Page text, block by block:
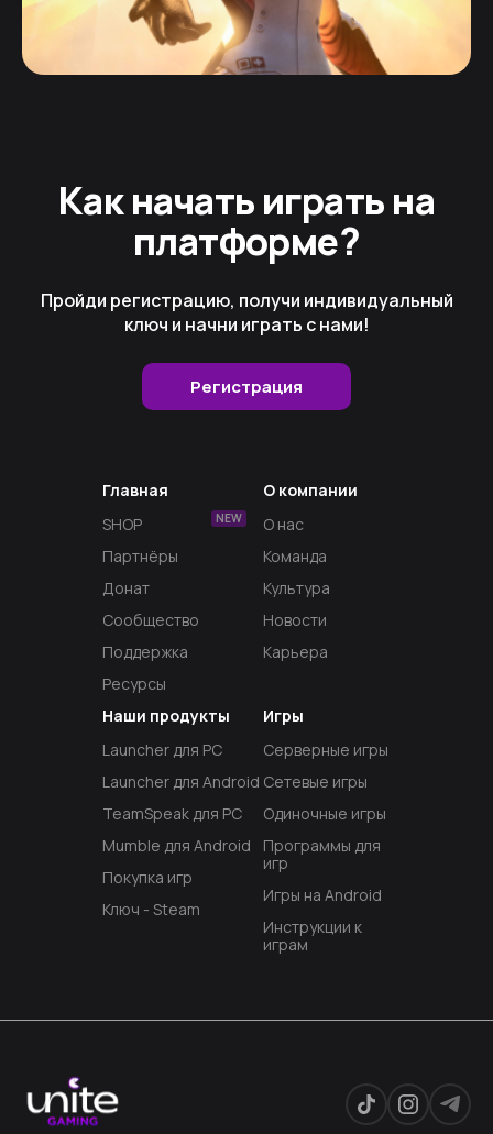
Как начать играть на
платформе?
Пройди регистрацию, получи индивидуальный
ключ и начни играть с нами!
Регистрация
Главная
SHOP
NEW
Партнёры
Донат
Сообщество
Поддержка
Ресурсы
Наши продукты
Launcher для PC
Launcher для Android
TeamSpeak для PC
Mumble для Android
Покупка игр
Ключ - Steam
Игры
Серверные игры
Сетевые игры
Одиночные игры
Программы для
игр
Игры на Android
Инструкции к
играм
О компании
О нас
Команда
Культура
Новости
Карьера